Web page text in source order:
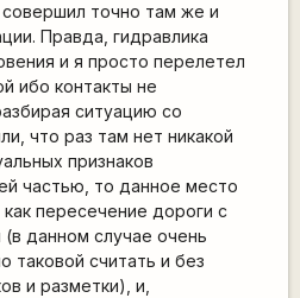
точно там же и
Правда, гидравлика
и я просто перелетел
ибо контакты не
ситуацию со
что раз там нет никакой
признаков
частью, то данное место
пересечение дороги с
данном случае очень
таковой считать и без
и разметки), и,